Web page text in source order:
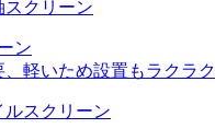
ン
、軽いため設置もラクラク